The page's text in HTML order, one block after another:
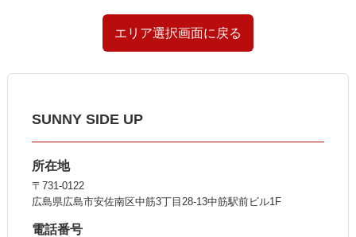
エリア選択画面に戻る
SUNNY SIDE UP
所在地
〒731-0122
広島県広島市安佐南区中筋3丁目28-13中筋駅前ビル1F
電話番号